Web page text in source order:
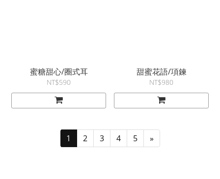
蜜糖甜心/圈式耳
NT$590
甜蜜花語/項鍊
NT$980
1 2 3 4 5 »